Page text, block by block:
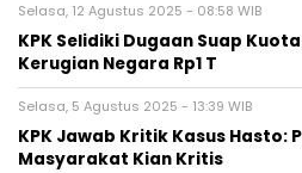
Selasa, 12 Agustus 2025 - 08:58 WIB
KPK Selidiki Dugaan Suap
Kerugian Negara Rp1 T
Selasa, 5 Agustus 2025 - 13:39 WIB
KPK Jawab Kritik Kasus Hasto:
Masyarakat Kian Kritis